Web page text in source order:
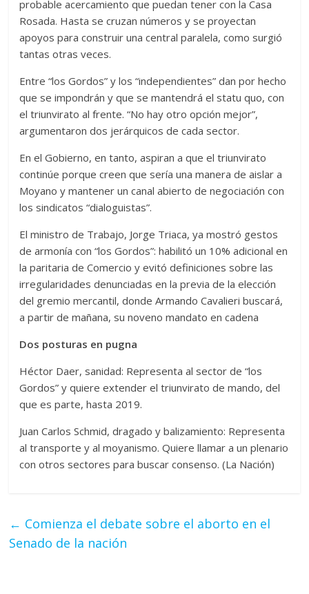
probable acercamiento que puedan tener con la Casa
Rosada. Hasta se cruzan números y se proyectan
apoyos para construir una central paralela, como surgió
tantas otras veces.
Entre “los Gordos” y los “independientes” dan por hecho
que se impondrán y que se mantendrá el statu quo, con
el triunvirato al frente. “No hay otro opción mejor”,
argumentaron dos jerárquicos de cada sector.
En el Gobierno, en tanto, aspiran a que el triunvirato
continúe porque creen que sería una manera de aislar a
Moyano y mantener un canal abierto de negociación con
los sindicatos “dialoguistas”.
El ministro de Trabajo, Jorge Triaca, ya mostró gestos
de armonía con “los Gordos”: habilitó un 10% adicional en
la paritaria de Comercio y evitó definiciones sobre las
irregularidades denunciadas en la previa de la elección
del gremio mercantil, donde Armando Cavalieri buscará,
a partir de mañana, su noveno mandato en cadena
Dos posturas en pugna
Héctor Daer, sanidad: Representa al sector de “los
Gordos” y quiere extender el triunvirato de mando, del
que es parte, hasta 2019.
Juan Carlos Schmid, dragado y balizamiento: Representa
al transporte y al moyanismo. Quiere llamar a un plenario
con otros sectores para buscar consenso. (La Nación)
← Comienza el debate sobre el aborto en el
Senado de la nación